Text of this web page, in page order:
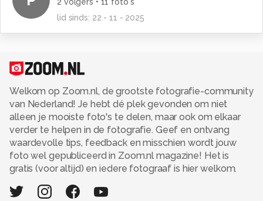
lid sinds: 22 - 11 - 2025
Welkom op Zoom.nl, de grootste fotografie-community
van Nederland! Je hebt dé plek gevonden om niet
alleen je mooiste foto's te delen, maar ook om elkaar
verder te helpen in de fotografie. Geef en ontvang
waardevolle tips, feedback en misschien wordt jouw
foto wel gepubliceerd in Zoom.nl magazine! Het is
gratis (voor altijd) en iedere fotograaf is hier welkom.